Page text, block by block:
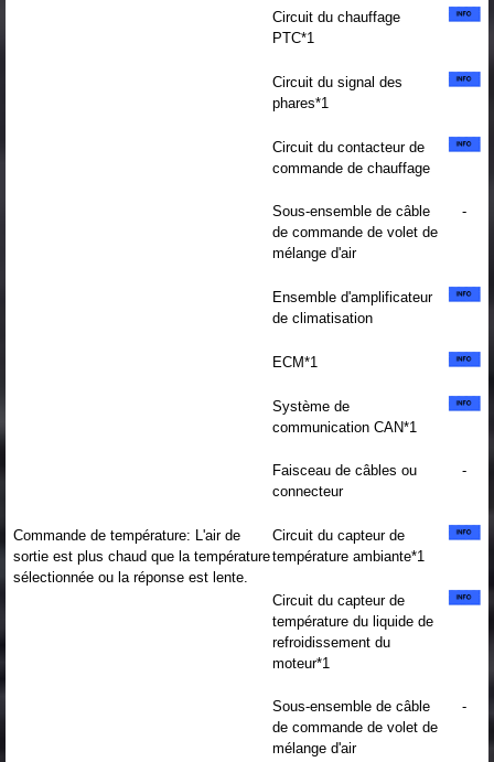
Circuit du chauffage
PTC*1
Circuit du signal des
phares*1
Circuit du contacteur de
commande de chauffage
Sous-ensemble de câble
de commande de volet de
mélange d'air
-
Ensemble d'amplificateur
de climatisation
ECM*1
Système de
communication CAN*1
Faisceau de câbles ou
connecteur
-
Commande de température: L'air de
sortie est plus chaud que la température
sélectionnée ou la réponse est lente.
Circuit du capteur de
température ambiante*1
Circuit du capteur de
température du liquide de
refroidissement du
moteur*1
Sous-ensemble de câble
de commande de volet de
mélange d'air
-